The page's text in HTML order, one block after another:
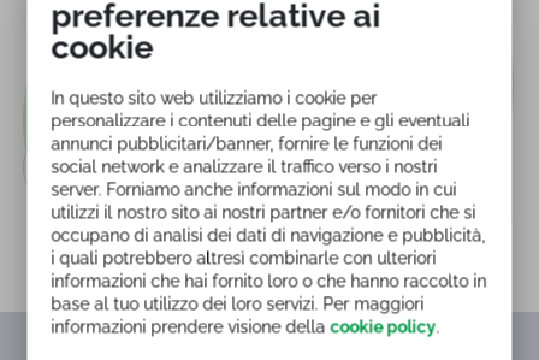
preferenze relative ai
cookie
In questo sito web utilizziamo i cookie per
personalizzare i contenuti delle pagine e gli eventuali
annunci pubblicitari/banner, fornire le funzioni dei
social network e analizzare il traffico verso i nostri
server. Forniamo anche informazioni sul modo in cui
utilizzi il nostro sito ai nostri partner e/o fornitori che si
occupano di analisi dei dati di navigazione e pubblicità,
i quali potrebbero altresì combinarle con ulteriori
informazioni che hai fornito loro o che hanno raccolto in
base al tuo utilizzo dei loro servizi. Per maggiori
informazioni prendere visione dellacookie policy.